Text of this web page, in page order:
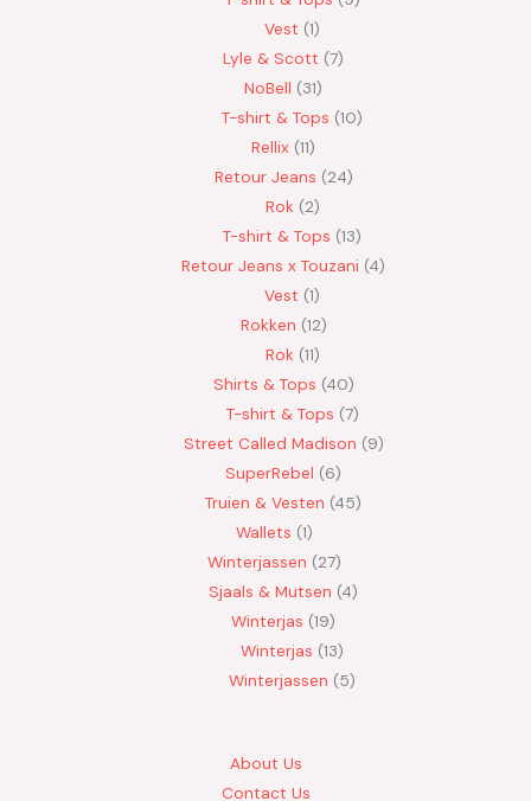
Vest 1
Lyle & Scott 7
NoBell
31
T-shirt & Tops 10
Rellix 11
Retour Jeans 24
Rok 2
T-shirt & Tops 13
Retour Jeans x Touzani 4
Vest 1
Rokken 12
Rok 11
Shirts & Tops 40
T-shirt & Tops 7
Street Called Madison 9
SuperRebel
6
Truien & Vesten 45
Wallets 1
Winterjassen
27
Sjaals & Mutsen 4
Winterjas 19
Winterjas 13
Winterjassen
5
About Us
Contact Us